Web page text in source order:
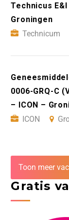
Technicus
Groningen
Technicum
0006-GRQ-C
– ICON –
ICON
Toon meer
Gratis